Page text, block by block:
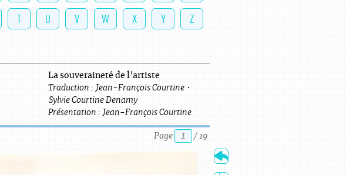
T U V W X Y Z
La souveraineté de l’artiste
Traduction : Jean-François Courtine •
Sylvie Courtine Denamy
Présentation : Jean-François Courtine
Page / 19